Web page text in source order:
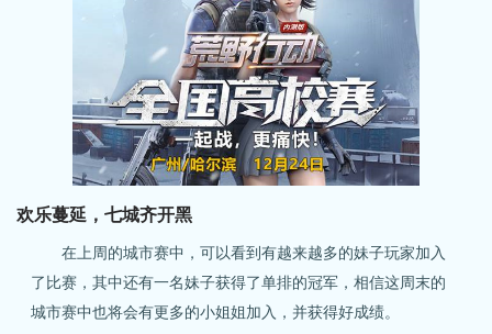
欢乐蔓延，七城齐开黑
在上周的城市赛中，可以看到有越来越多的妹子玩家加入
了比赛，其中还有一名妹子获得了单排的冠军，相信这周末的
城市赛中也将会有更多的小姐姐加入，并获得好成绩。